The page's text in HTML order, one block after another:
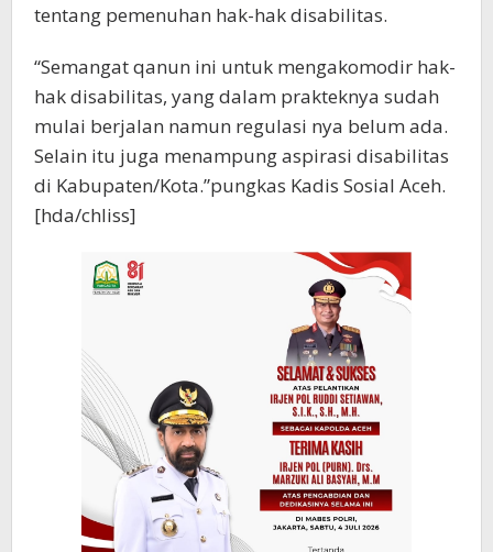
tentang pemenuhan hak-hak disabilitas.
“Semangat qanun ini untuk mengakomodir hak-
hak disabilitas, yang dalam prakteknya sudah
mulai berjalan namun regulasi nya belum ada.
Selain itu juga menampung aspirasi disabilitas
di Kabupaten/Kota.”pungkas Kadis Sosial Aceh.
[hda/chliss]